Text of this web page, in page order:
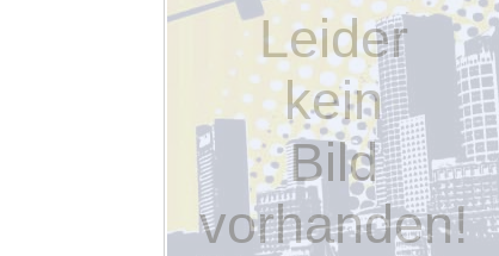
Leider
kein
Bild
vorhanden!